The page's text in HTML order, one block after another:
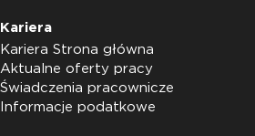
Kariera
Kariera Strona główna
Aktualne oferty pracy
Świadczenia pracownicze
Informacje podatkowe